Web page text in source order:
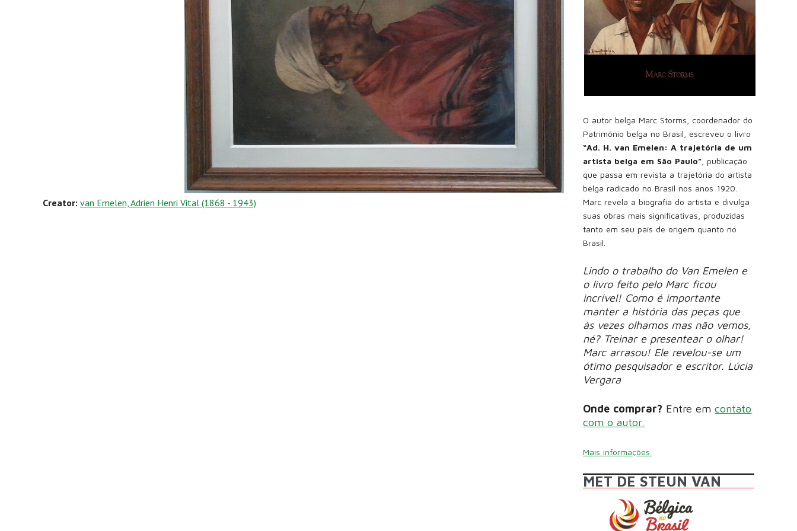
Creator: van Emelen, Adrien Henri Vital (1868 - 1943)
O autor belga Marc Storms, coordenador do
Patrimônio belga no Brasil, escreveu o livro
“Ad. H. van Emelen: A trajetória de um
artista belga em São Paulo” , publicação
que passa em revista a trajetória do artista
belga radicado no Brasil nos anos 1920.
Marc revela a biografia do artista e divulga
suas obras mais significativas, produzidas
tanto em seu país de origem quanto no
Brasil.
Lindo o trabalho do Van Emelen e
o livro feito pelo Marc ficou
incrível! Como é importante
manter a história das peças que
às vezes olhamos mas não vemos,
né? Treinar e presentear o olhar!
Marc arrasou! Ele revelou-se um
ótimo pesquisador e escritor. Lúcia
Vergara
Onde comprar? Entre emcontato
com o autor.
Mais informações.
MET DE STEUN VAN